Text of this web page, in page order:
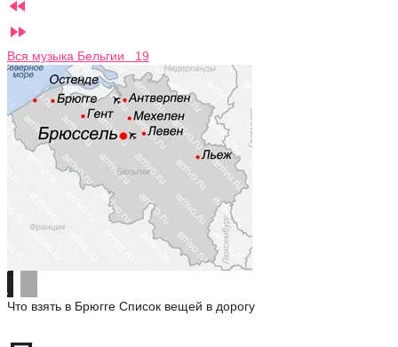


Вся музыка Бельгии 19
Что взять в Брюгге Список вещей в дорогу